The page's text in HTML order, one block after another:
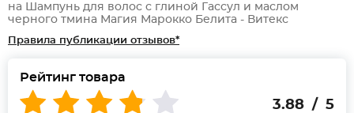
на Шампунь для волос с глиной Гассул и маслом
черного тмина Магия Марокко Белита - Витекс
Правила публикации отзывов*
Рейтинг товара
3.88 / 5